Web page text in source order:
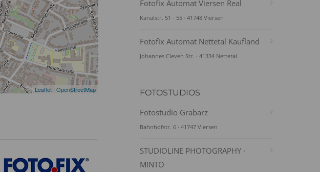
Leaflet | OpenStreetMap
Fotofix Automat Viersen Real
Kanalstr. 51 - 55 · 41748 Viersen
Fotofix Automat Nettetal Kaufland
Johannes Cleven Str. · 41334 Nettetal
FOTOSTUDIOS
Fotostudio Grabarz
Bahnhofstr. 6 · 41747 Viersen
STUDIOLINE PHOTOGRAPHY ·
MINTO